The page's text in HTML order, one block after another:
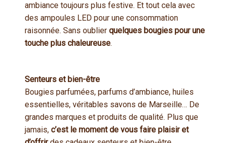
ambiance toujours plus festive. Et tout cela avec
des ampoules LED pour une consommation
raisonnée. Sans oublier quelques bougies pour une
touche plus chaleureuse.
Senteurs et bien-être
Bougies parfumées, parfums d’ambiance, huiles
essentielles, véritables savons de Marseille… De
grandes marques et produits de qualité. Plus que
jamais, c’est le moment de vous faire plaisir et